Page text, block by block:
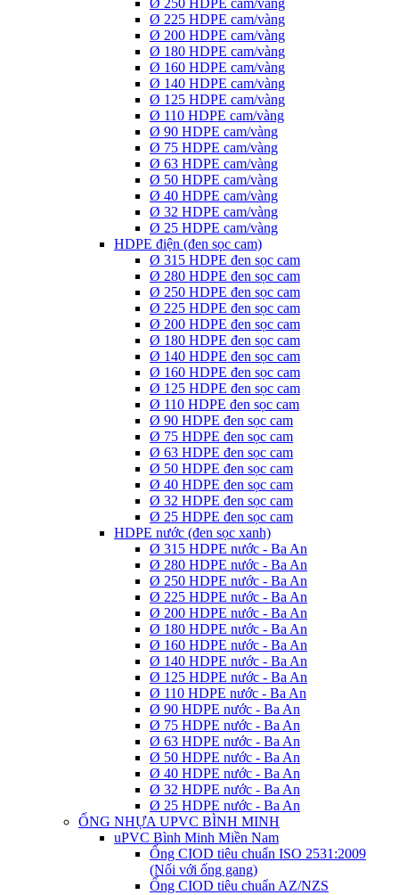
Ø 250 HDPE cam/vàng
Ø 225 HDPE cam/vàng
Ø 200 HDPE cam/vàng
Ø 180 HDPE cam/vàng
Ø 160 HDPE cam/vàng
Ø 140 HDPE cam/vàng
Ø 125 HDPE cam/vàng
Ø 110 HDPE cam/vàng
Ø 90 HDPE cam/vàng
Ø 75 HDPE cam/vàng
Ø 63 HDPE cam/vàng
Ø 50 HDPE cam/vàng
Ø 40 HDPE cam/vàng
Ø 32 HDPE cam/vàng
Ø 25 HDPE cam/vàng
HDPE điện (đen sọc cam)
Ø 315 HDPE đen sọc cam
Ø 280 HDPE đen sọc cam
Ø 250 HDPE đen sọc cam
Ø 225 HDPE đen sọc cam
Ø 200 HDPE đen sọc cam
Ø 180 HDPE đen sọc cam
Ø 140 HDPE đen sọc cam
Ø 160 HDPE đen sọc cam
Ø 125 HDPE đen sọc cam
Ø 110 HDPE đen sọc cam
Ø 90 HDPE đen sọc cam
Ø 75 HDPE đen sọc cam
Ø 63 HDPE đen sọc cam
Ø 50 HDPE đen sọc cam
Ø 40 HDPE đen sọc cam
Ø 32 HDPE đen sọc cam
Ø 25 HDPE đen sọc cam
HDPE nước (đen sọc xanh)
Ø 315 HDPE nước - Ba An
Ø 280 HDPE nước - Ba An
Ø 250 HDPE nước - Ba An
Ø 225 HDPE nước - Ba An
Ø 200 HDPE nước - Ba An
Ø 180 HDPE nước - Ba An
Ø 160 HDPE nước - Ba An
Ø 140 HDPE nước - Ba An
Ø 125 HDPE nước - Ba An
Ø 110 HDPE nước - Ba An
Ø 90 HDPE nước - Ba An
Ø 75 HDPE nước - Ba An
Ø 63 HDPE nước - Ba An
Ø 50 HDPE nước - Ba An
Ø 40 HDPE nước - Ba An
Ø 32 HDPE nước - Ba An
Ø 25 HDPE nước - Ba An
ỐNG NHỰA UPVC BÌNH MINH
uPVC Bình Minh Miền Nam
Ống CIOD tiêu chuẩn ISO 2531:2009
(Nối với ống gang)
Ống CIOD tiêu chuẩn AZ/NZS